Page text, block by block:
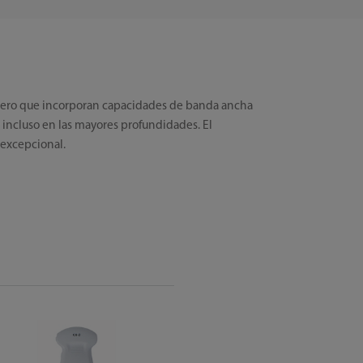
que incorporan capacidades de banda ancha
en las mayores profundidades. El